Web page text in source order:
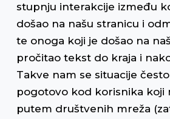
stupnju interakcije između
došao na našu stranicu i
te onoga koji je došao na
pročitao tekst do kraja i
Takve nam se situacije
pogotovo kod korisnika koji
putem društvenih mreža